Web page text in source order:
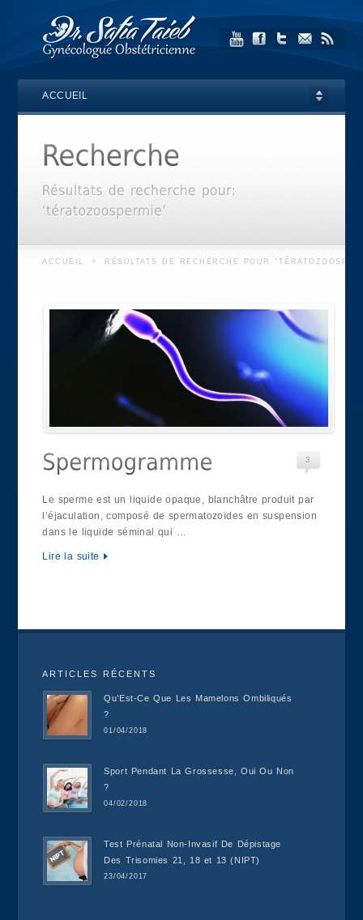
ACCUEIL
ACCUEIL > RÉSULTATS DE RECHERCHE POUR
3
Le sperme est un liquide opaque, blanchâtre produit par
l’éjaculation, composé de spermatozoïdes en suspension
dans le liquide séminal qui …
Lire la suite
ARTICLES RÉCENTS
Qu’Est-Ce Que Les Mamelons Ombiliqués
?
01/04/2018
Sport Pendant La Grossesse, Oui Ou Non
?
04/02/2018
Test Prénatal Non-Invasif De Dépistage
Des Trisomies 21, 18 et 13 (NIPT)
23/04/2017